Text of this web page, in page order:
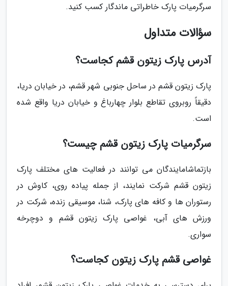
سرگرمیات پارک خاطراتی ماندگار کسب کنید.
سؤالات متداول
آدرس پارک زیتون قشم کجاست؟
پارک زیتون قشم در ساحل جنوبی شهر قشم، در خیابان دریا،
دقیقاً روبروی تقاطع بلوار چهارباغ و خیابان دریا واقع شده
است.
سرگرمیات پارک زیتون قشم چیست؟
بازتماشامایندگان می توانند در فعالیت های مختلف پارک
زیتون قشم شرکت نمایند، از جمله پیاده روی، کاوش در
رستوران ها و کافه های پارک، شنا، موسیقی زنده، شرکت در
ورزش های آبی، غواصی پارک زیتون قشم و دوچرخه
سواری.
غواصی قشم پارک زیتون کجاست؟